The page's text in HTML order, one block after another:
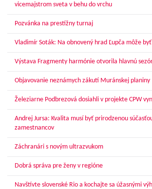
vicemajstrom sveta v behu do vrchu
Pozvánka na prestížny turnaj
Vladimír Soták: Na obnovený hrad Ľupča môže
Výstava Fragmenty harmónie otvorila hlavnú
Objavovanie neznámych zákutí Muránskej planiny
Železiarne Podbrezová dosiahli v projekte CPW
Andrej Jursa: Kvalita musí byť prirodzenou
zamestnancov
Záchranári s novým ultrazvukom
Dobrá správa pre ženy v regióne
Navštívte slovenské Rio a kochajte sa úžasnými